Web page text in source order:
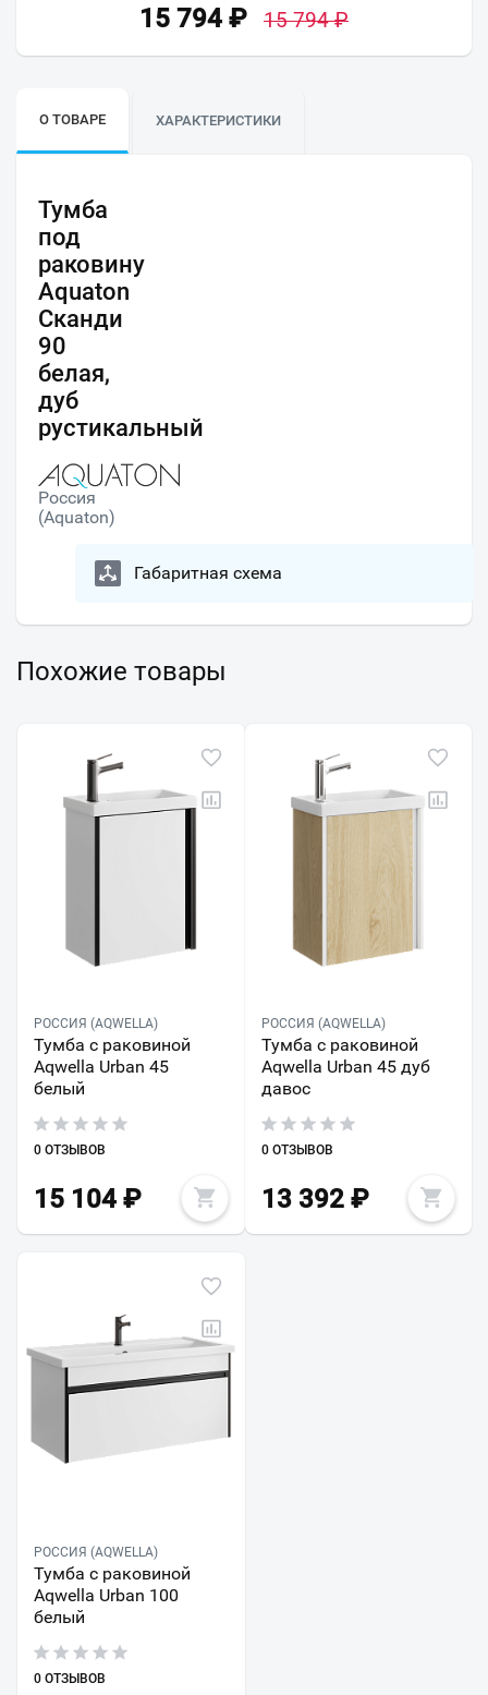
15 794 ₽ 15 794₽
О ТОВАРЕ ХАРАКТЕРИСТИКИ
Тумба
под
раковину
Aquaton
Сканди
90
белая,
дуб
рустикальный
Россия
(Aquaton)
Габаритная схема
Похожие товары
РОССИЯ (AQWELLA)
Тумба с раковиной
Aqwella Urban 45
белый
0 ОТЗЫВОВ
15 104 ₽
РОССИЯ (AQWELLA)
Тумба с раковиной
Aqwella Urban 45 дуб
давос
0 ОТЗЫВОВ
13 392₽
РОССИЯ (AQWELLA)
Тумба с раковиной
Aqwella Urban 100
белый
0 ОТЗЫВОВ